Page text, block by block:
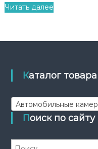
Читать далее
Каталог товара
Автомобильные
Поиск по сайту
И